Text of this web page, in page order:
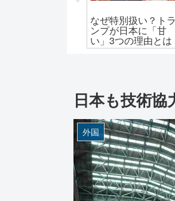
なぜ特別扱い？トラ
ンプが日本に「甘
い」3つの理由とは
日本も技術
外国